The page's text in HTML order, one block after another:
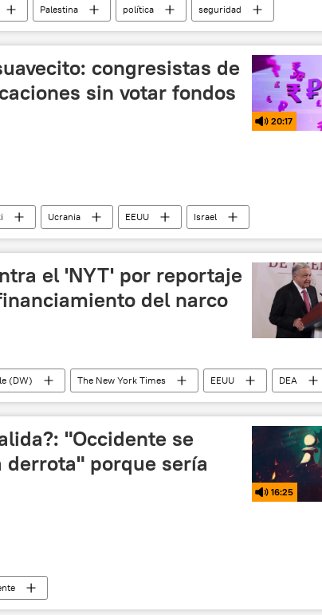
Palestina política
seguridad
palestino-israelí 💬 Opinión y Análisis
congresistas de
sin votar fondos
20:17
Ucrania EEUU
Israel
seguridad
💬 Opinión y Análisis
el 'NYT' por reportaje
del narco
(DW) The New York Times EEUU
DEA
política seguridad narcotráfico México
"Occidente se
porque sería
16:25